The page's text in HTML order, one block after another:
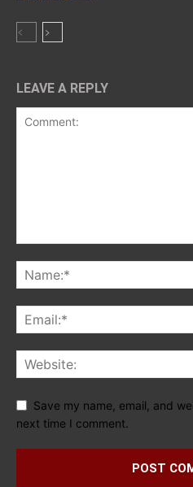
LEAVE A REPLY
Save my name, email, and
next time I comment.